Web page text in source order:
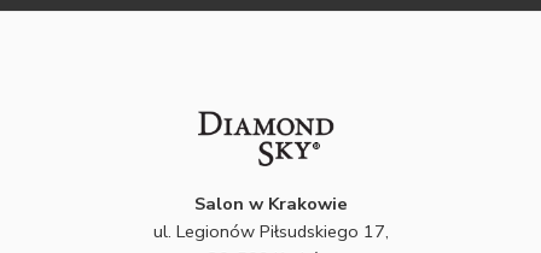
Salon w Krakowie
ul. Legionów Piłsudskiego 17,